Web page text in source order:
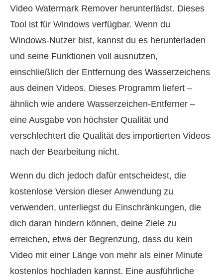
Video Watermark Remover herunterlädst. Dieses
Tool ist für Windows verfügbar. Wenn du
Windows‑Nutzer bist, kannst du es herunterladen
und seine Funktionen voll ausnutzen,
einschließlich der Entfernung des Wasserzeichens
aus deinen Videos. Dieses Programm liefert –
ähnlich wie andere Wasserzeichen‑Entferner –
eine Ausgabe von höchster Qualität und
verschlechtert die Qualität des importierten Videos
nach der Bearbeitung nicht.
Wenn du dich jedoch dafür entscheidest, die
kostenlose Version dieser Anwendung zu
verwenden, unterliegst du Einschränkungen, die
dich daran hindern können, deine Ziele zu
erreichen, etwa der Begrenzung, dass du kein
Video mit einer Länge von mehr als einer Minute
kostenlos hochladen kannst. Eine ausführliche